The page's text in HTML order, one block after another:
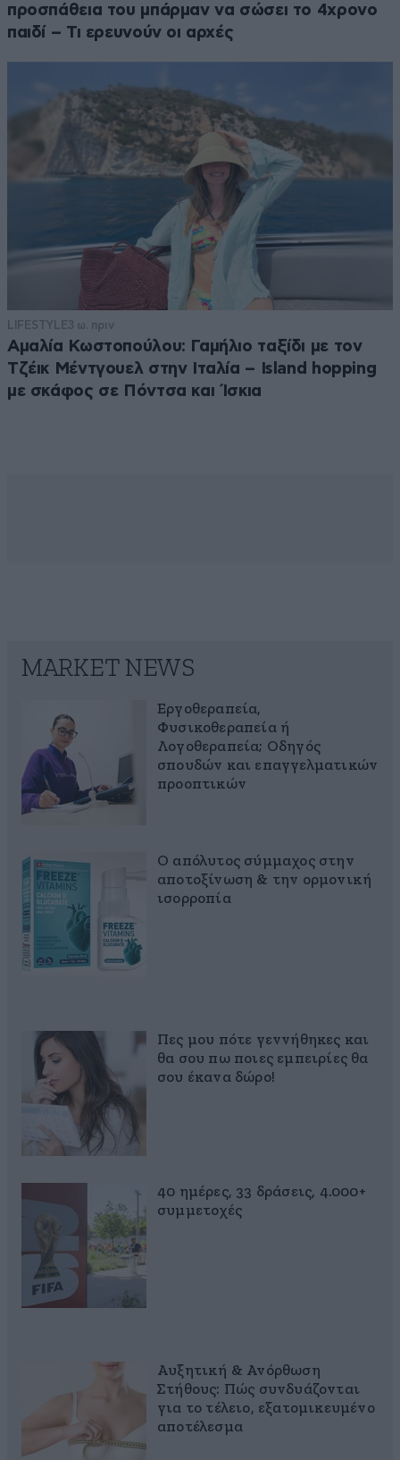
προσπάθεια του μπάρμαν να σώσει το 4χρονο
παιδί – Τι ερευνούν οι αρχές
LIFESTYLE3 ω. πριν
Αμαλία Κωστοπούλου: Γαμήλιο ταξίδι με τον
Τζέικ Μέντγουελ στην Ιταλία – Island hopping
με σκάφος σε Πόντσα και Ίσκια
MARKET NEWS
Εργοθεραπεία,
Φυσικοθεραπεία ή
Λογοθεραπεία; Οδηγός
σπουδών και επαγγελματικών
προοπτικών
Ο απόλυτος σύμμαχος στην
αποτοξίνωση & την ορμονική
ισορροπία
Πες μου πότε γεννήθηκες και
θα σου πω ποιες εμπειρίες θα
σου έκανα δώρο!
40 ημέρες, 33 δράσεις, 4.000+
συμμετοχές
Αυξητική & Ανόρθωση
Στήθους: Πώς συνδυάζονται
για το τέλειο, εξατομικευμένο
αποτέλεσμα